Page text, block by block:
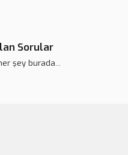
Sorular
şey burada...